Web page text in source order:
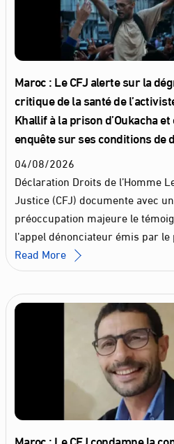
Maroc : Le CFJ alerte sur la
critique de la santé de
Khallif à la prison d’Oukacha
enquête sur ses conditions de
04/08/2026
Déclaration Droits de l’Homme
Justice (CFJ) documente avec
préoccupation majeure le
l’appel dénonciateur émis par
Read More